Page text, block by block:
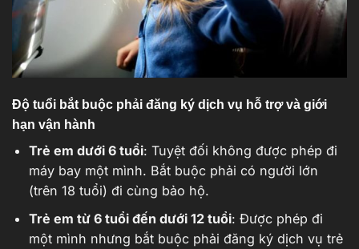
Độ tuổi bắt buộc phải đăng ký dịch vụ hỗ trợ và giới
hạn vận hành
Trẻ em dưới 6 tuổi: Tuyệt đối không được phép đi
máy bay một mình. Bắt buộc phải có người lớn
(trên 18 tuổi) đi cùng bảo hộ.
Trẻ em từ 6 tuổi đến dưới 12 tuổi: Được phép đi
một mình nhưng bắt buộc phải đăng ký dịch vụ trẻ